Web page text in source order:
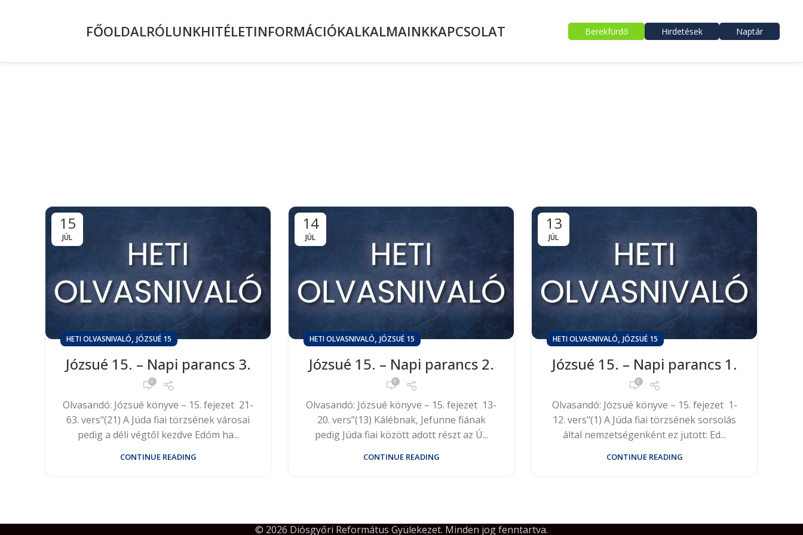
FŐOLDALRÓLUNKHITÉLETINFORMÁCIÓKALKALMAINKKAPCSOLAT Berekfürdő Hirdetések Naptár
15
JÚL
HETI OLVASNIVALÓ, JÓZSUÉ 15
Józsué 15. – Napi parancs 3.
0
Olvasandó: Józsué könyve – 15. fejezet 21-
63. vers"(21) A Júda fiai törzsének városai
pedig a déli végtől kezdve Edóm ha...
CONTINUE READING
14
JÚL
HETI OLVASNIVALÓ, JÓZSUÉ 15
Józsué 15. – Napi parancs 2.
0
Olvasandó: Józsué könyve – 15. fejezet 13-
20. vers"(13) Kálébnak, Jefunne fiának
pedig Júda fiai között adott részt az Ú...
CONTINUE READING
13
JÚL
HETI OLVASNIVALÓ, JÓZSUÉ 15
Józsué 15. – Napi parancs 1.
0
Olvasandó: Józsué könyve – 15. fejezet 1-
12. vers"(1) A Júda fiai törzsének sorsolás
által nemzetségenként ez jutott: Ed...
CONTINUE READING
© 2026 Diósgyőri Református Gyülekezet. Minden jog fenntartva.